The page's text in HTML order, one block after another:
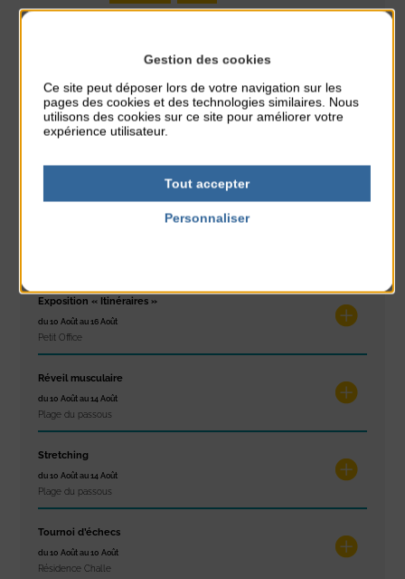
À noter aussi
du 9 Août au 9 Août
Exposition « Itinéraires »
du 10 Août au 16 Août
Petit Office
Réveil musculaire
du 10 Août au 14 Août
Plage du passous
Stretching
du 10 Août au 14 Août
Plage du passous
Tournoi d’échecs
du 10 Août au 10 Août
Résidence Challe
Gestion des cookies
Ce site peut déposer lors de votre navigation sur les
pages des cookies et des technologies similaires. Nous
utilisons des cookies sur ce site pour améliorer votre
expérience utilisateur.
Tout accepter
Personnaliser